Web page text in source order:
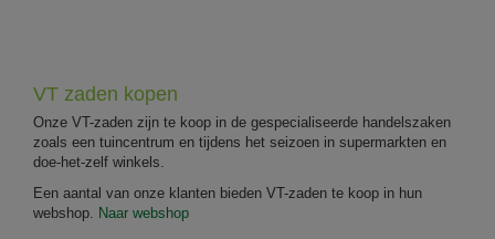
VT zaden kopen
Onze VT-zaden zijn te koop in de gespecialiseerde handelszaken
zoals een tuincentrum en tijdens het seizoen in supermarkten en
doe-het-zelf winkels.
Een aantal van onze klanten bieden VT-zaden te koop in hun
webshop. Naar webshop